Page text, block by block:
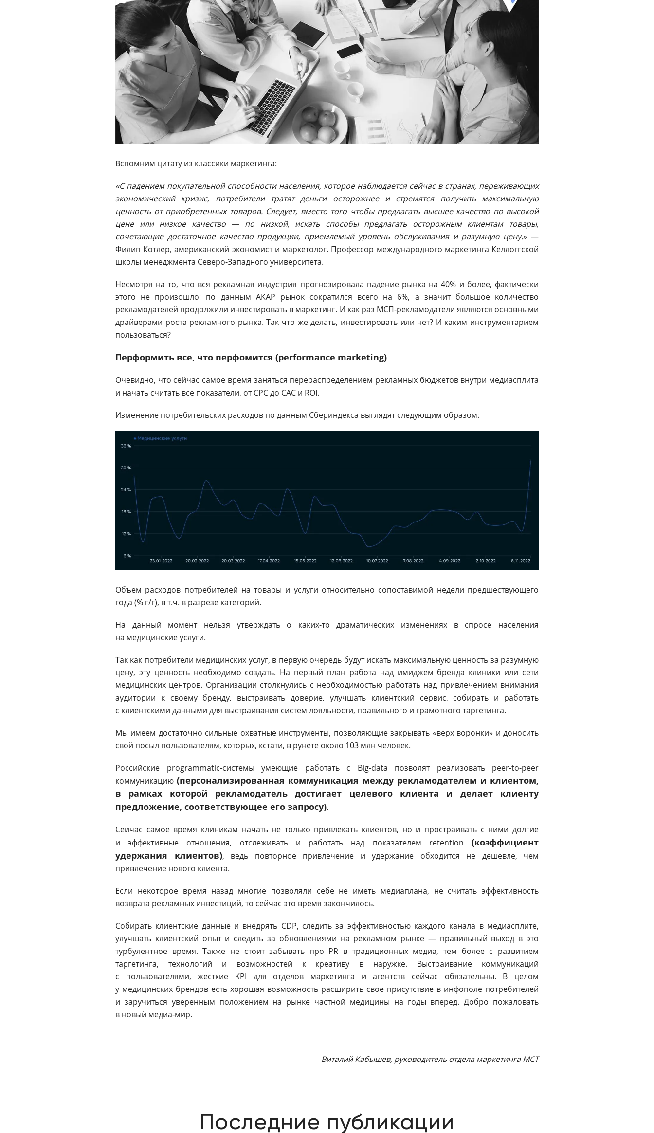
Вспомним цитату из классики маркетинга:
«С падением покупательной способности населения, которое наблюдается сейчас в странах, переживающих
экономический кризис, потребители тратят деньги осторожнее и стремятся получить максимальную
ценность от приобретенных товаров. Следует, вместо того чтобы предлагать высшее качество по высокой
цене или низкое качество — по низкой, искать способы предлагать осторожным клиентам товары,
сочетающие достаточное качество продукции, приемлемый уровень обслуживания и разумную цену.» —
Филип Котлер, американский экономист и маркетолог. Профессор международного маркетинга Келлоггской
школы менеджмента Северо-Западного университета.
Несмотря на то, что вся рекламная индустрия прогнозировала падение рынка на 40% и более, фактически
этого не произошло: по данным АКАР рынок сократился всего на 6%, а значит большое количество
рекламодателей продолжили инвестировать в маркетинг. И как раз МСП-рекламодатели являются основными
драйверами роста рекламного рынка. Так что же делать, инвестировать или нет? И каким инструментарием
пользоваться?
Перформить все, что перфомится (performance marketing)
Очевидно, что сейчас самое время заняться перераспределением рекламных бюджетов внутри медиасплита
и начать считать все показатели, от CPC до CAC и ROI.
Изменение потребительских расходов по данным Сбериндекса выглядят следующим образом:
Объем расходов потребителей на товары и услуги относительно сопоставимой недели предшествующего
года (% г/г), в т.ч. в разрезе категорий.
На данный момент нельзя утверждать о каких-то драматических изменениях в спросе населения
на медицинские услуги.
Так как потребители медицинских услуг, в первую очередь будут искать максимальную ценность за разумную
цену, эту ценность необходимо создать. На первый план работа над имиджем бренда клиники или сети
медицинских центров. Организации столкнулись с необходимостью работать над привлечением внимания
аудитории к своему бренду, выстраивать доверие, улучшать клиентский сервис, собирать и работать
с клиентскими данными для выстраивания систем лояльности, правильного и грамотного таргетинга.
Мы имеем достаточно сильные охватные инструменты, позволяющие закрывать «верх воронки» и доносить
свой посыл пользователям, которых, кстати, в рунете около 103 млн человек.
Российские programmatic-системы умеющие работать с Big-data позволят реализовать peer-to-peer
коммуникацию(персонализированная коммуникация между рекламодателем и клиентом,
в рамках которой рекламодатель достигает целевого клиента и делает клиенту
предложение, соответствующее его запросу).
Сейчас самое время клиникам начать не только привлекать клиентов, но и простраивать с ними долгие
и эффективные отношения, отслеживать и работать над показателем retention (коэффициент
удержания клиентов), ведь повторное привлечение и удержание обходится не дешевле, чем
привлечение нового клиента.
Если некоторое время назад многие позволяли себе не иметь медиаплана, не считать эффективность
возврата рекламных инвестиций, то сейчас это время закончилось.
Собирать клиентские данные и внедрять CDP, следить за эффективностью каждого канала в медиасплите,
улучшать клиентский опыт и следить за обновлениями на рекламном рынке — правильный выход в это
турбулентное время. Также не стоит забывать про PR в традиционных медиа, тем более с развитием
таргетинга, технологий и возможностей к креативу в наружке. Выстраивание коммуникаций
с пользователями, жесткие KPI для отделов маркетинга и агентств сейчас обязательны. В целом
у медицинских брендов есть хорошая возможность расширить свое присутствие в инфополе потребителей
и заручиться уверенным положением на рынке частной медицины на годы вперед. Добро пожаловать
в новый медиа-мир.
Виталий Кабышев, руководитель отдела маркетинга МСТ
Последние публикации